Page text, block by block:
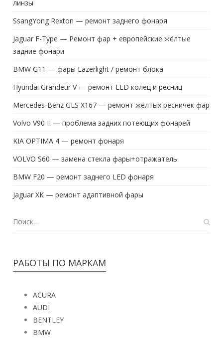
линзы
SsangYong Rexton — ремонт заднего фонаря
Jaguar F-Type — Ремонт фар + европейские жёлтые
задние фонари
BMW G11 — фары Lazerlight / ремонт блока
Hyundai Grandeur V — ремонт LED колец и ресниц
Mercedes-Benz GLS X167 — ремонт жёлтых ресничек фар
Volvo V90 II — проблема задних потеющих фонарей
KIA OPTIMA 4 — ремонт фонаря
VOLVO S60 — замена стекла фары+отражатель
BMW F20 — ремонт заднего LED фонаря
Jaguar XK — ремонт адаптивной фары
РАБОТЫ ПО МАРКАМ
ACURA
AUDI
BENTLEY
BMW